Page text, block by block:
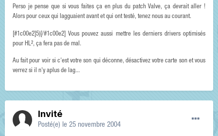
Perso je pense que si vous faites ça en plus du patch Valve, ça devrait aller !
Alors pour ceux qui lagguaient avant et qui ont testé, tenez nous au courant.
[#1c00e2]5)[/#1c00e2] Vous pouvez aussi mettre les derniers drivers optimisés
pour HL², ça fera pas de mal.
Au fait pour voir si c'est votre son qui déconne, désactivez votre carte son et vous
verrez si il n'y aplus de lag...
Invité
Posté(e) le 25 novembre 2004